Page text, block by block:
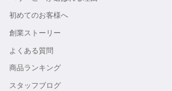
初めてのお客様へ
創業ストーリー
よくある質問
商品ランキング
スタッフブログ